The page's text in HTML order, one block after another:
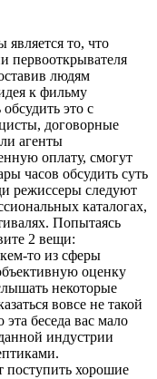
то, что
первооткрывателя
людям
к фильму
это с
договорные
агенты
оплату, смогут
часов обсудить суть
режиссеры следуют
каталогах,
Попытаясь
2 вещи:
то из сферы
оценку
некоторые
вовсе не такой
беседа вас мало
индустрии
хорошие